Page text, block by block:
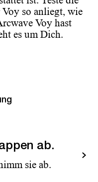
so anliegt, wie
Voy hast
es um Dich.
Weiter
ab.
sie ab.